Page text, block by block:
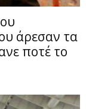
άρεσαν τα
ποτέ το